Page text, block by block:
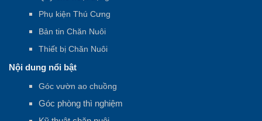
Phụ kiện Thú Cưng
Bản tin Chăn Nuôi
Thiết bị Chăn Nuôi
Nội dung nổi bật
Góc vườn ao chuồng
Góc phòng thì nghiệm